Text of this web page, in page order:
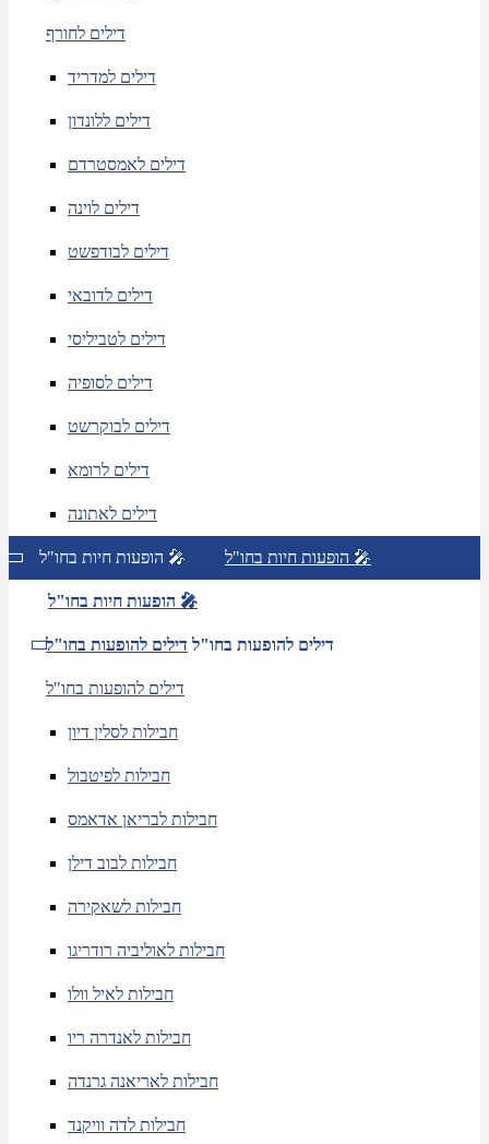
דילים לחורף
דילים למדריד
דילים ללונדון
דילים לאמסטרדם
דילים לוינה
דילים לבודפשט
דילים לדובאי
דילים לטביליסי
דילים לסופיה
דילים לבוקרשט
דילים לרומא
דילים לאתונה
הופעות חיות בחו"ל 🎤 הופעות חיות בחו"ל 🎤
הופעות חיות בחו"ל 🎤
דילים להופעות בחו"ל דילים להופעות בחו"ל
דילים להופעות בחו"ל
חבילות לסלין דיון
חבילות לפיטבול
חבילות לבריאן אדאמס
חבילות לבוב דילן
חבילות לשאקירה
חבילות לאוליביה רודריגו
חבילות לאיל וולו
חבילות לאנדרה ריו
חבילות לאריאנה גרנדה
חבילות לדה וויקנד